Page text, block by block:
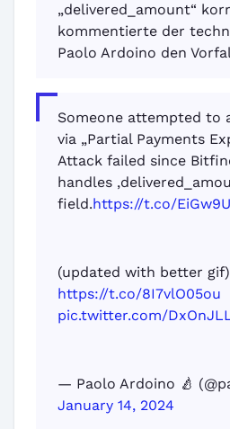
„delivered_amount“
kommentierte der
Paolo Ardoino den
Someone attempted to
via „Partial Payments
Attack failed since
handles
field.https://t.co/
(updated with better gif)
https://t.co/8I7vlO05ou
pic.twitter.com/
— Paolo Ardoino 🍐
January 14, 2024